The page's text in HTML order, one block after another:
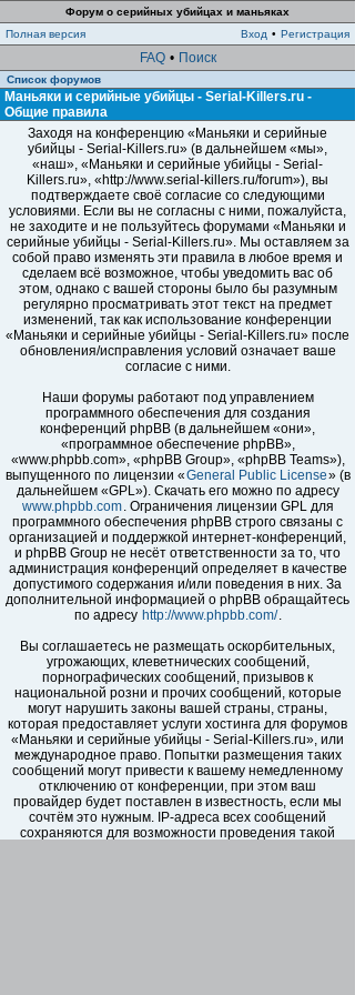
Форум о серийных убийцах и маньяках
Полная версия
Вход • Регистрация
FAQ • Поиск
Список форумов
Маньяки и серийные убийцы - Serial-Killers.ru -
Общие правила
Заходя на конференцию «Маньяки и серийные
убийцы - Serial-Killers.ru» (в дальнейшем «мы»,
«наш», «Маньяки и серийные убийцы - Serial-
Killers.ru», «http://www.serial-killers.ru/forum»), вы
подтверждаете своё согласие со следующими
условиями. Если вы не согласны с ними, пожалуйста,
не заходите и не пользуйтесь форумами «Маньяки и
серийные убийцы - Serial-Killers.ru». Мы оставляем за
собой право изменять эти правила в любое время и
сделаем всё возможное, чтобы уведомить вас об
этом, однако с вашей стороны было бы разумным
регулярно просматривать этот текст на предмет
изменений, так как использование конференции
«Маньяки и серийные убийцы - Serial-Killers.ru» после
обновления/исправления условий означает ваше
согласие с ними.
Наши форумы работают под управлением
программного обеспечения для создания
конференций phpBB (в дальнейшем «они»,
«программное обеспечение phpBB»,
«www.phpbb.com», «phpBB Group», «phpBB Teams»),
выпущенного по лицензии «General Public License» (в
дальнейшем «GPL»). Скачать его можно по адресу
www.phpbb.com. Ограничения лицензии GPL для
программного обеспечения phpBB строго связаны с
организацией и поддержкой интернет-конференций,
и phpBB Group не несёт ответственности за то, что
администрация конференций определяет в качестве
допустимого содержания и/или поведения в них. За
дополнительной информацией о phpBB обращайтесь
по адресу http://www.phpbb.com/.
Вы соглашаетесь не размещать оскорбительных,
угрожающих, клеветнических сообщений,
порнографических сообщений, призывов к
национальной розни и прочих сообщений, которые
могут нарушить законы вашей страны, страны,
которая предоставляет услуги хостинга для форумов
«Маньяки и серийные убийцы - Serial-Killers.ru», или
международное право. Попытки размещения таких
сообщений могут привести к вашему немедленному
отключению от конференции, при этом ваш
провайдер будет поставлен в известность, если мы
сочтём это нужным. IP-адреса всех сообщений
сохраняются для возможности проведения такой